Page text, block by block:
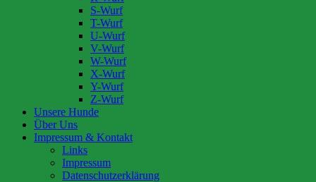
S-Wurf
T-Wurf
U-Wurf
V-Wurf
W-Wurf
X-Wurf
Y-Wurf
Z-Wurf
Unsere Hunde
Über Uns
Impressum & Kontakt
Links
Impressum
Datenschutzerklärung